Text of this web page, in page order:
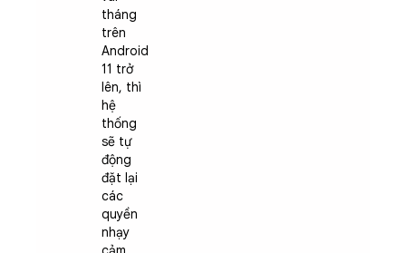
tháng
trên
Android
11 trở
lên, thì
hệ
thống
sẽ tự
động
đặt lại
các
quyền
nhạy